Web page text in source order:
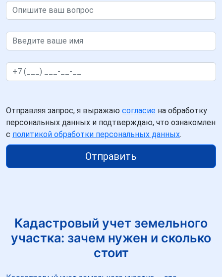
Отправляя запрос, я выражаю согласие на обработку
персональных данных и подтверждаю, что ознакомлен
с политикой обработки персональных данных.
Отправить
Кадастровый учет земельного
участка: зачем нужен и сколько
стоит